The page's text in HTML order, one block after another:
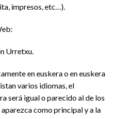
impresos, etc…).
Urretxu.
en euskera o en euskera
varios idiomas, el
será igual o parecido al de los
como principal y a la